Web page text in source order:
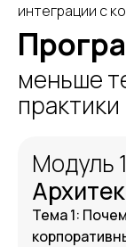
интеграции с
меньше
практики
Модуль 1
Тема 1: